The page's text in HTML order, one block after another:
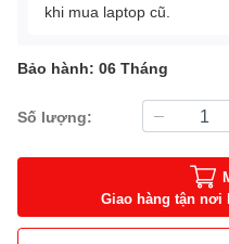
khi mua laptop cũ.
Bảo hành: 06 Tháng
Số lượng:
Giao hàng tận nơi